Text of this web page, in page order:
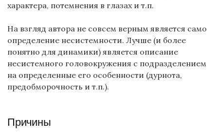
характера, потемнения в глазах и т.п.
На взгляд автора не совсем верным является само
определение несистемности. Лучше (и более
понятно для динамики) является описание
несистемного головокружения с подразделением
на определенные его особенности (дурнота,
предобморочность и т.п.).
Причины